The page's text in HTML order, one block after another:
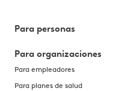
Para personas
Para organizaciones
Para empleadores
Para planes de salud